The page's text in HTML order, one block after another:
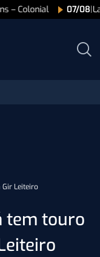
– Colonial 07/08|
Gir Leiteiro
tem touro